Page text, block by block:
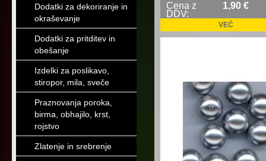
Dodatki za dekoriranje in
okraševanje
Dodatki za pritditev in
obešanje
Izdelki za poslikavo,
stiropor, mila, sveče
Praznovanja poroka,
birma, obhajilo, krst,
rojstvo
Zlatenje in srebrenje
Cena z
DDV:
1,90 €
VEČ